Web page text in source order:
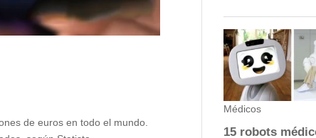
de euros en todo el mundo.